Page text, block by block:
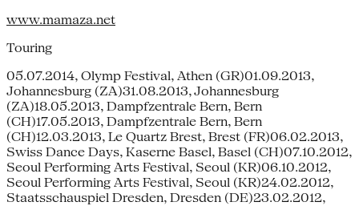
www.mamaza.net
Touring
05.07.2014, Olymp Festival, Athen (GR)01.09.2013,
Johannesburg (ZA)31.08.2013, Johannesburg
(ZA)18.05.2013, Dampfzentrale Bern, Bern
(CH)17.05.2013, Dampfzentrale Bern, Bern
(CH)12.03.2013, Le Quartz Brest, Brest (FR)06.02.2013,
Swiss Dance Days, Kaserne Basel, Basel (CH)07.10.2012,
Seoul Performing Arts Festival, Seoul (KR)06.10.2012,
Seoul Performing Arts Festival, Seoul (KR)24.02.2012,
Staatsschauspiel Dresden, Dresden (DE)23.02.2012,